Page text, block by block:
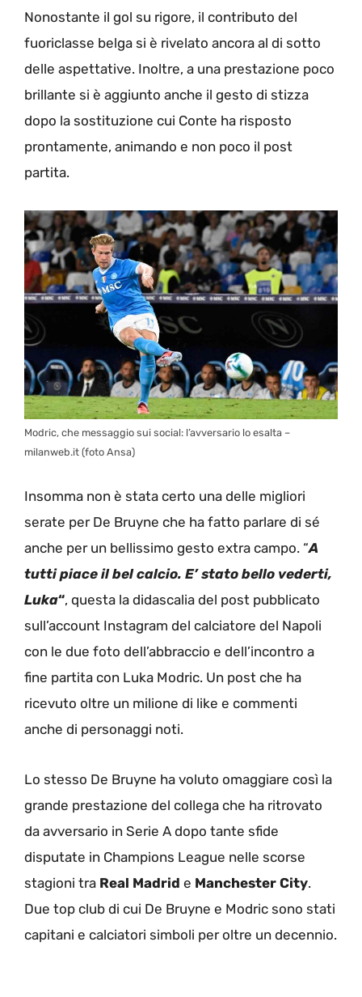
Nonostante il gol su rigore, il contributo del
fuoriclasse belga si è rivelato ancora al di sotto
delle aspettative. Inoltre, a una prestazione poco
brillante si è aggiunto anche il gesto di stizza
dopo la sostituzione cui Conte ha risposto
prontamente, animando e non poco il post
partita.
Modric, che messaggio sui social: l’avversario lo esalta –
milanweb.it (foto Ansa)
Insomma non è stata certo una delle migliori
serate per De Bruyne che ha fatto parlare di sé
anche per un bellissimo gesto extra campo. “A
tutti piace il bel calcio. E’ stato bello vederti,
Luka“, questa la didascalia del post pubblicato
sull’account Instagram del calciatore del Napoli
con le due foto dell’abbraccio e dell’incontro a
fine partita con Luka Modric. Un post che ha
ricevuto oltre un milione di like e commenti
anche di personaggi noti.
Lo stesso De Bruyne ha voluto omaggiare così la
grande prestazione del collega che ha ritrovato
da avversario in Serie A dopo tante sfide
disputate in Champions League nelle scorse
stagioni tra Real Madrid e Manchester City.
Due top club di cui De Bruyne e Modric sono stati
capitani e calciatori simboli per oltre un decennio.